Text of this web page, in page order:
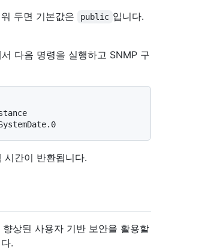
두면 기본값은 public 입니다.
다음 명령을 실행하고 SNMP 구
간이 반환됩니다.
상된 사용자 기반 보안을 활용할
.